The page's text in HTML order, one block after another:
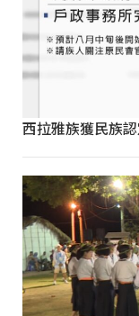
西拉雅族獲民族